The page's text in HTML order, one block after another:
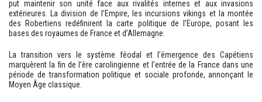
put maintenir son unité face aux rivalités internes et aux invasions
extérieures. La division de l’Empire, les incursions vikings et la montée
des Robertiens redéfinirent la carte politique de l’Europe, posant les
bases des royaumes de France et d’Allemagne.
La transition vers le système féodal et l’émergence des Capétiens
marquèrent la fin de l’ère carolingienne et l’entrée de la France dans une
période de transformation politique et sociale profonde, annonçant le
Moyen Âge classique.